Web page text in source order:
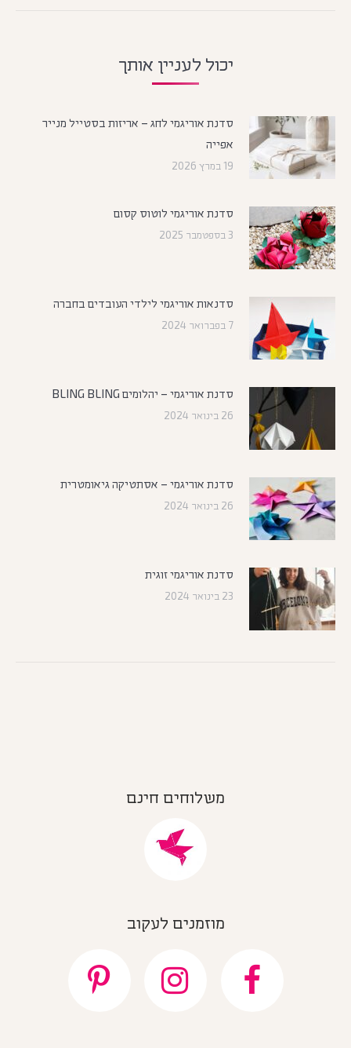
יכול לעניין אותך
סדנת אוריגמי לחג – אריזות בסטייל מנייר
אפייה
19 במרץ 2026
סדנת אוריגמי לוטוס קסום
3 בספטמבר 2025
סדנאות אוריגמי לילדי העובדים בחברה
7 בפברואר 2024
סדנת אוריגמי – יהלומים BLING BLING
26 בינואר 2024
סדנת אוריגמי – אסתטיקה גיאומטרית
26 בינואר 2024
סדנת אוריגמי זוגית
23 בינואר 2024
משלוחים חינם
מוזמנים לעקוב